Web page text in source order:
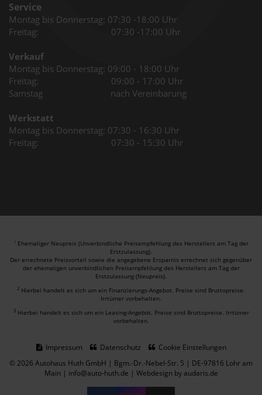
Service
Montag bis Donnerstag: 07:30 -18:00 Uhr
Freitag: 07:30 -17:00 Uhr
Verkauf
Montag bis Donnerstag: 09:00 - 18:00 Uhr
Freitag: 09:00 - 17:00 Uhr
Samstag nach Vereinbarung
Werkstatt
Montag bis Donnerstag: 07:30 - 16:30 Uhr
Freitag: 07:30 - 15:30 Uhr
1 Ehemaliger Neupreis (Unverbindliche Preisempfehlung des Herstellers am Tag der
Erstzulassung).
Der errechnete Preisvorteil sowie die angegebene Ersparnis errechnet sich gegenüber
der ehemaligen unverbindlichen Preisempfehlung des Herstellers am Tag der
Erstzulassung (Neupreis).
2 Hierbei handelt es sich um ein Finanzierungs-Angebot. Preise sind Bruttopreise.
Irrtümer vorbehalten.
3 Hierbei handelt es sich um ein Leasing-Angebot. Preise sind Bruttopreise. Irrtümer
vorbehalten.
Impressum Datenschutz
Cookie Einstellungen
© 2026 Autohaus Huth GmbH | Bgm.-Dr.-Nebel-Str. 5 | DE-97816 Lohr am
Main | info@auto-huth.de | Webdesign by audaris.de